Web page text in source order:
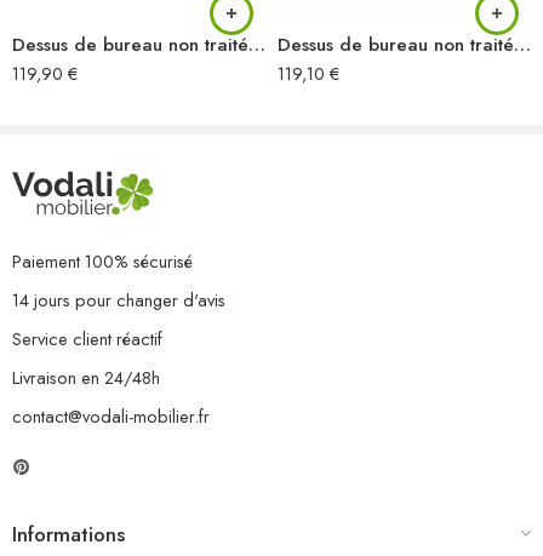
Dessus de bureau non traité 140x60x2 cm bois d’acacia massif
119,90 €
Dessus de bureau non traité 140x50x2 cm bois d’acacia massif
119,10 €
Paiement 100% sécurisé
14 jours pour changer d'avis
Service client réactif
Livraison en 24/48h
contact@vodali-mobilier.fr
Informations